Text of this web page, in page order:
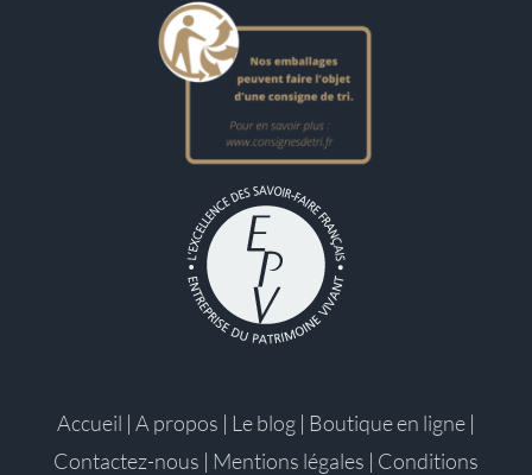
Accueil | A propos | Le blog | Boutique en ligne |
Contactez-nous | Mentions légales | Conditions